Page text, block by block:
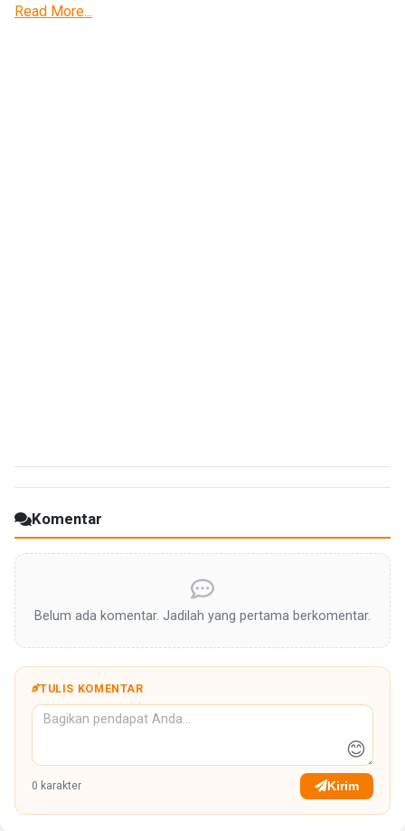
Read More...
Komentar
Belum ada komentar. Jadilah yang pertama berkomentar.
TULIS KOMENTAR
😊
0 karakter Kirim